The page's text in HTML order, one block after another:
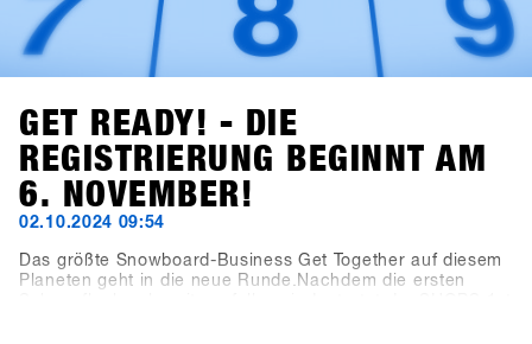
GET READY! - DIE
REGISTRIERUNG BEGINNT AM
6. NOVEMBER!
02.10.2024 09:54
Das größte Snowboard-Business Get Together auf diesem
Planeten geht in die neue Runde.Nachdem die ersten